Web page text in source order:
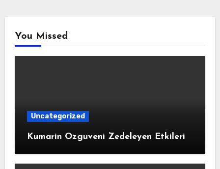
You Missed
Uncategorized
Kumarin Ozguveni Zedeleyen Etkileri